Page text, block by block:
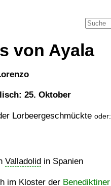
von Ayala
25. Oktober
Lorbeergeschmückte oder:
Valladolid in Spanien
im Kloster der Benediktiner